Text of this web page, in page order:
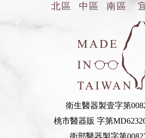
北區
中區 南區
衛生醫器製壹字第
桃市醫器販 字第
衛部醫器製字第